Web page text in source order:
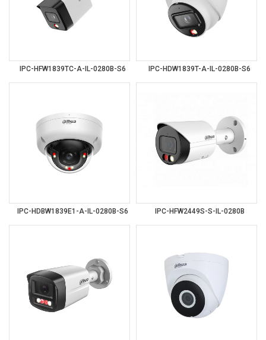
IPC-HFW1839TC-A-IL-0280B-S6 IPC-HDW1839T-A-IL-0280B-S6
IPC-HDBW1839E1-A-IL-0280B-S6 IPC-HFW2449S-S-IL-0280B